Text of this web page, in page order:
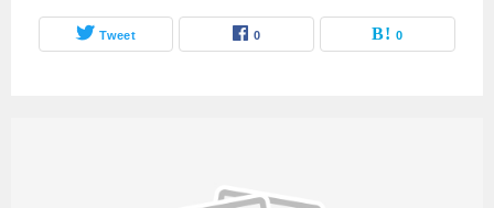
Tweet 0 0